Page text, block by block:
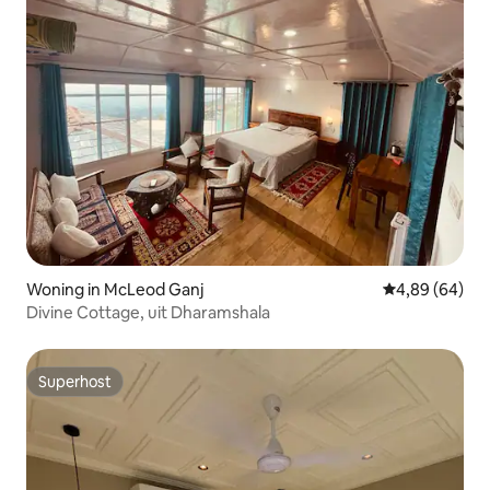
Woning in McLeod Ganj Gemiddelde
4,89 (64)
Divine Cottage, uit Dharamshala
Superhost
Superhost